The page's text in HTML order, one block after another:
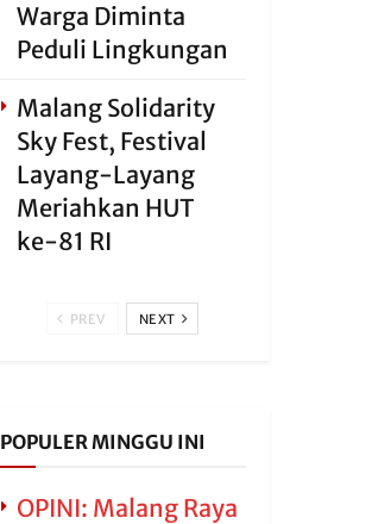
Warga Diminta
Peduli Lingkungan
Malang Solidarity
Sky Fest, Festival
Layang-Layang
Meriahkan HUT
ke-81 RI
PREV NEXT
POPULER MINGGU INI
OPINI: Malang Raya